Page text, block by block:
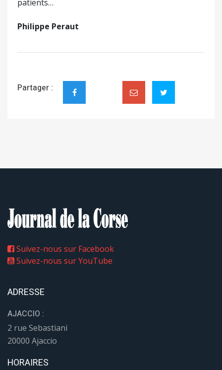
patients…
Philippe Peraut
Partager :
Suivez-nous sur Facebook
Suivez-nous sur YouTube
ADRESSE
AJACCIO :
2 rue Sebastiani
20000 Ajaccio
HORAIRES